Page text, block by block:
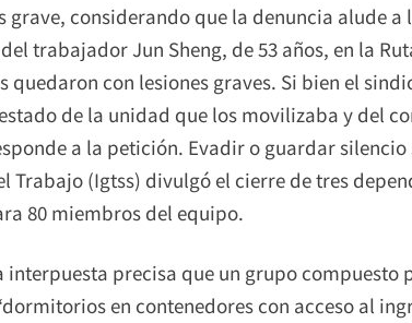
grave, considerando que la denuncia alude a
trabajador Jun Sheng, de 53 años, en la
quedaron con lesiones graves. Si bien el
de la unidad que los movilizaba y del
a la petición. Evadir o guardar
Trabajo (Igtss) divulgó el cierre de tres
80 miembros del equipo.
interpuesta precisa que un grupo compuesto
en contenedores con acceso al